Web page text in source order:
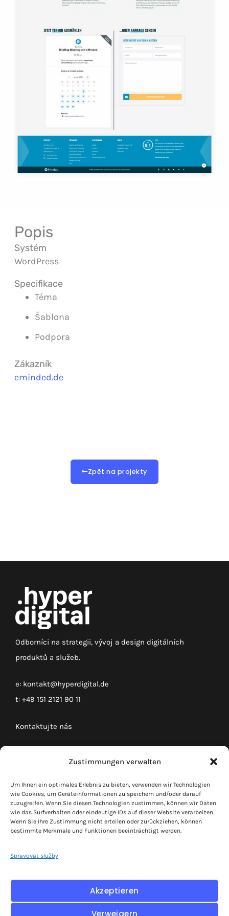
Zustimmungen verwalten
Um Ihnen ein optimales Erlebnis zu bieten, verwenden wir Technologien
wie Cookies, um Geräteinformationen zu speichern und/oder darauf
zuzugreifen. Wenn Sie diesen Technologien zustimmen, können wir Daten
wie das Surfverhalten oder eindeutige IDs auf dieser Website verarbeiten.
Wenn Sie Ihre Zustimmung nicht erteilen oder zurückziehen, können
bestimmte Merkmale und Funktionen beeinträchtigt werden.
Spravovat služby
Akzeptieren
Verweigern
Popis
Systém
WordPress
Specifikace
Téma
Šablona
Podpora
Zákazník
eminded.de
Zpět na projekty
Odborníci na strategii, vývoj a design digitálních
produktů a služeb.
e: kontakt@hyperdigital.de
t: +49 151 2121 90 11
Kontaktujte nás
Impressum
Kundenlogin
Pojďme se spojit!
dobré obchody.